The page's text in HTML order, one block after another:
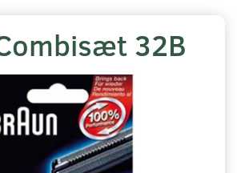
32B